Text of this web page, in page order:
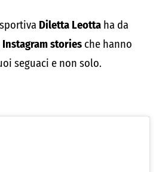
Diletta Leotta ha da
Instagram stories che hanno
seguaci e non solo.